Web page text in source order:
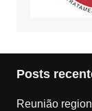
Posts
Reunião